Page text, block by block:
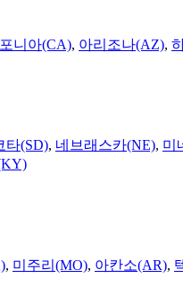
니아(CA), 아리조나(AZ),
타(SD), 네브래스카(NE), 미
, 미주리(MO), 아칸소(AR),